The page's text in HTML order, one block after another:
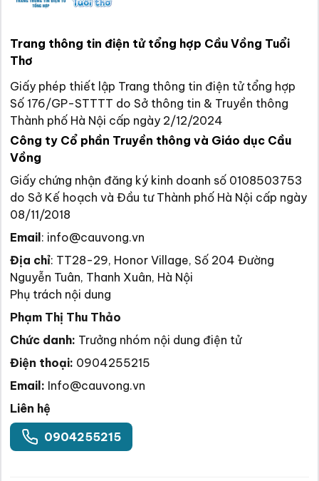
Trang thông tin điện tử tổng hợp Cầu Vồng Tuổi
Thơ
Giấy phép thiết lập Trang thông tin điện tử tổng hợp
Số 176/GP-STTTT do Sở thông tin & Truyền thông
Thành phố Hà Nội cấp ngày 2/12/2024
Công ty Cổ phần Truyền thông và Giáo dục Cầu
Vồng
Giấy chứng nhận đăng ký kinh doanh số 0108503753
do Sở Kế hoạch và Đầu tư Thành phố Hà Nội cấp ngày
08/11/2018
Email : info@cauvong.vn
Địa chỉ: TT28-29, Honor Village, Số 204 Đường
Nguyễn Tuân, Thanh Xuân, Hà Nội
Phụ trách nội dung
Phạm Thị Thu Thảo
Chức danh: Trưởng nhóm nội dung điện tử
Điện thoại: 0904255215
Email: Info@cauvong.vn
Liên hệ
0904255215